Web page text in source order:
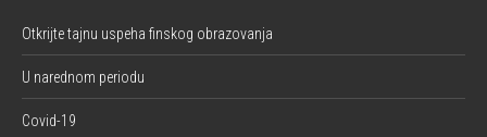
Otkrijte tajnu uspeha finskog obrazovanja
U narednom periodu
Covid-19